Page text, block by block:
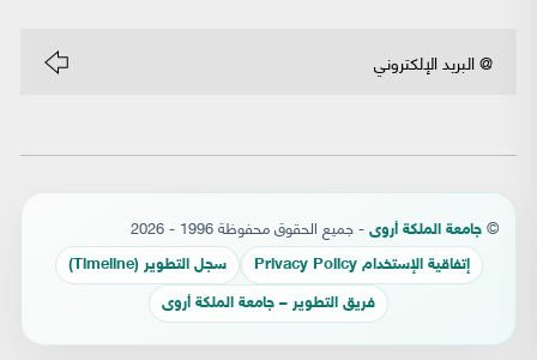
© جامعة الملكة أروى - جميع الحقوق محفوظة 1996 - 2026
إتفاقية الإستخدام Privacy Policy سجل التطوير (Timeline)
فريق التطوير – جامعة الملكة أروى